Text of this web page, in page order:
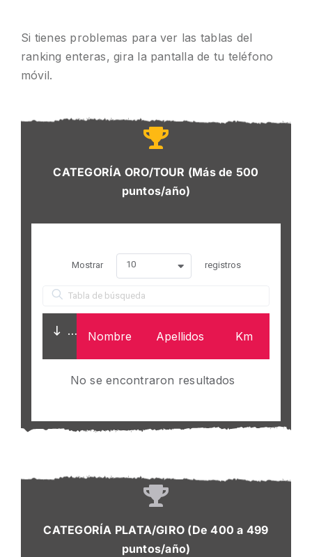
Si tienes problemas para ver las tablas del
ranking enteras, gira la pantalla de tu teléfono
móvil.
CATEGORÍA ORO/TOUR (Más de 500
puntos/año)
Mostrar 10 registros
Nombre Apellidos Km
No se encontraron resultados
CATEGORÍA PLATA/GIRO (De 400 a 499
puntos/año)